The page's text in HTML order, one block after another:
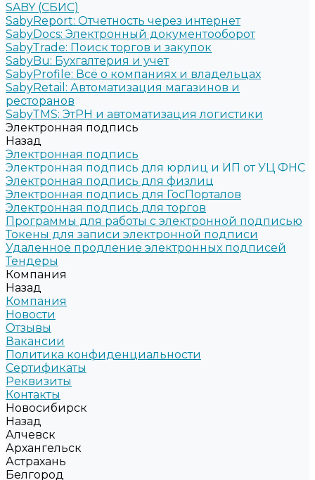
SABY (СБИС)
SabyReport: Отчетность через интернет
SabyDocs: Электронный документооборот
SabyTrade: Поиск торгов и закупок
SabyBu: Бухгалтерия и учет
SabyProfile: Всё о компаниях и владельцах
SabyRetail: Автоматизация магазинов и
ресторанов
SabyTMS: ЭтРН и автоматизация логистики
Электронная подпись
Назад
Электронная подпись
Электронная подпись для юрлиц и ИП от УЦ ФНС
Электронная подпись для физлиц
Электронная подпись для ГосПорталов
Электронная подпись для торгов
Программы для работы с электронной подписью
Токены для записи электронной подписи
Удаленное продление электронных подписей
Тендеры
Компания
Назад
Компания
Новости
Отзывы
Вакансии
Политика конфиденциальности
Сертификаты
Реквизиты
Контакты
Новосибирск
Назад
Алчевск
Архангельск
Астрахань
Белгород